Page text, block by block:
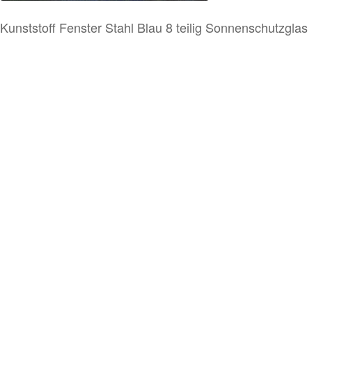
Kunststoff Fenster Stahl Blau 8 teilig Sonnenschutzglas